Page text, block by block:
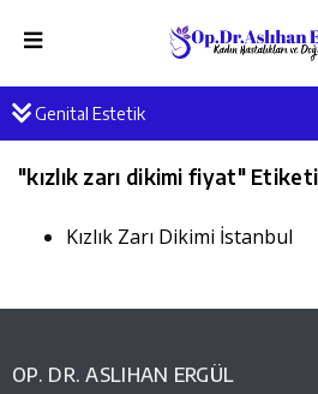
Genital Estetik
"kızlık zarı dikimi fiyat" Etiketi
Kızlık Zarı Dikimi İstanbul
OP. DR. ASLIHAN ERGÜL